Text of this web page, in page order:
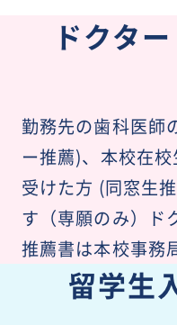
ドクタ
勤務先の歯科医師
ー推薦)、本校在
受けた方 (同窓生
す（専願のみ）
ド
推薦書は本校事務
留学生